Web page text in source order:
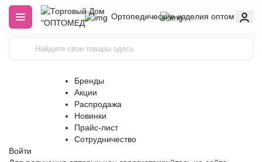
Ортопедические изделия оптом
Бренды
Акции
Распродажа
Новинки
Прайс-лист
Сотрудничество
Войти